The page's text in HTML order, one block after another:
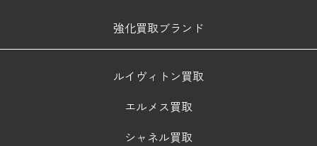
強化買取ブランド
ルイヴィトン買取
エルメス買取
シャネル買取